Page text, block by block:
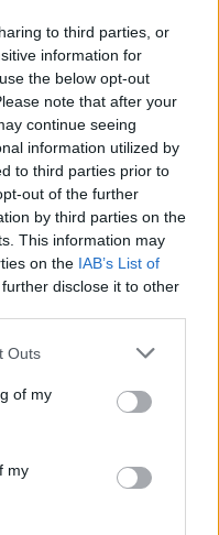
to third parties, or
information for
the below opt-out
note that after your
continue seeing
information utilized by
to third parties prior to
out of the further
by third parties on the
This information may
on the IAB’s List of
disclose it to other
one or more Google
You may click to
its third-party tags to
in below Google
Outs
of my
my